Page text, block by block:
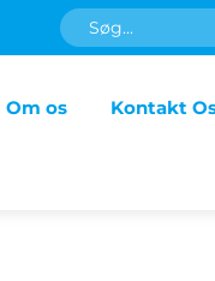
Om os Kontakt